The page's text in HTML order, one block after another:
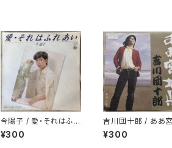
今陽子 / 愛・それはふれ
あい
¥300
吉川団十郎 / ああ
県
¥300